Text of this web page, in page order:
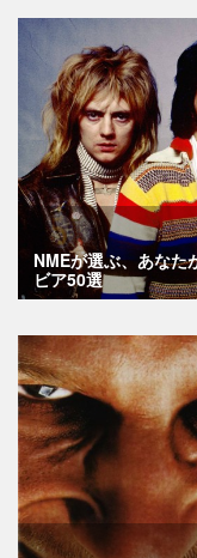
NMEが選ぶ、あなた
ビア50選